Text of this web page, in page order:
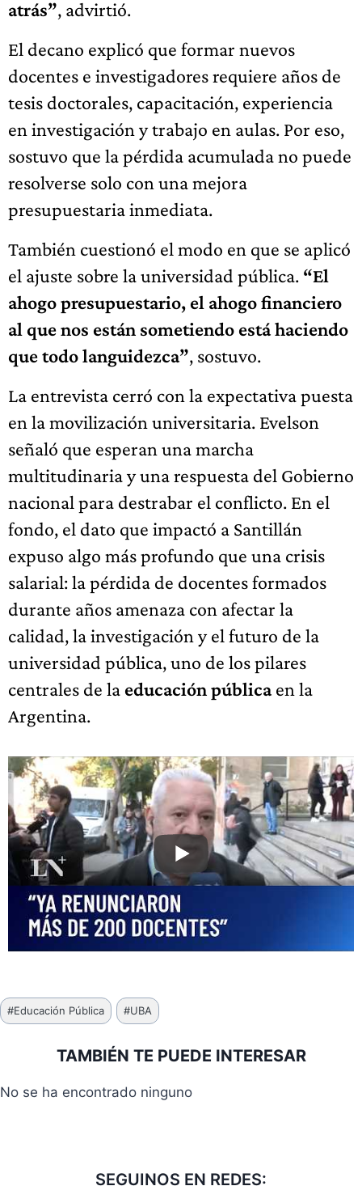
atrás”, advirtió.
El decano explicó que formar nuevos
docentes e investigadores requiere años de
tesis doctorales, capacitación, experiencia
en investigación y trabajo en aulas. Por eso,
sostuvo que la pérdida acumulada no puede
resolverse solo con una mejora
presupuestaria inmediata.
También cuestionó el modo en que se aplicó
el ajuste sobre la universidad pública. “El
ahogo presupuestario, el ahogo financiero
al que nos están sometiendo está haciendo
que todo languidezca”, sostuvo.
La entrevista cerró con la expectativa puesta
en la movilización universitaria. Evelson
señaló que esperan una marcha
multitudinaria y una respuesta del Gobierno
nacional para destrabar el conflicto. En el
fondo, el dato que impactó a Santillán
expuso algo más profundo que una crisis
salarial: la pérdida de docentes formados
durante años amenaza con afectar la
calidad, la investigación y el futuro de la
universidad pública, uno de los pilares
centrales de la educación públicaen la
Argentina.
Etiquetas
de
#Educación Pública #UBA
TAMBIÉN TE PUEDE INTERESAR
No se ha encontrado ninguno
SEGUINOS EN REDES: